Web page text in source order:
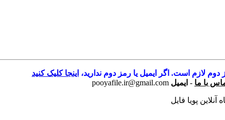
دوم لازم است. اگر ایمیل یا رمز دوم ندارید، اینجا کلیک کنید
با ما - ایمیل pooyafile.ir@gmail.com
پویا فایل